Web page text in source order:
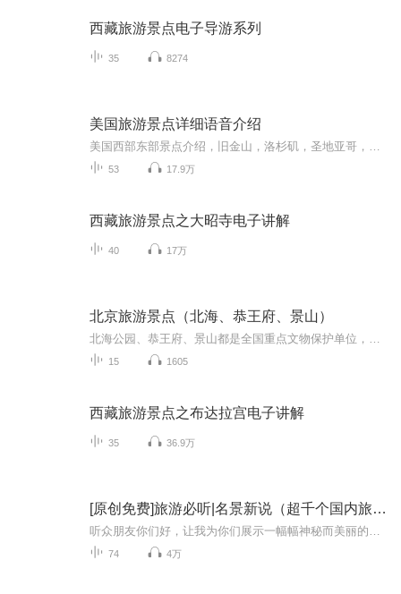
西藏旅游景点电子导游系列
35 8274
美国旅游景点详细语音介绍
53 17.9万
西藏旅游景点之大昭寺电子讲解
40 17万
北京旅游景点（北海、恭王府、景山）
15 1605
西藏旅游景点之布达拉宫电子讲解
35 36.9万
[原创免费]旅游必听|名景新说（超千个国内旅游景点
74 4万